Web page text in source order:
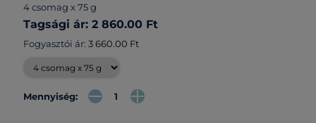
4 csomag x 75 g
Tagsági ár: 2 860.00 Ft
Fogyasztói ár: 3 660.00 Ft
Mennyiség: